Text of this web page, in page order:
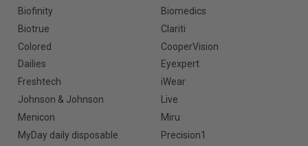
Biofinity
Biomedics
Biotrue
Clariti
Colored
CooperVision
Dailies
Eyexpert
Freshtech
iWear
Johnson & Johnson
Live
Menicon
Miru
MyDay daily disposable
Precision1